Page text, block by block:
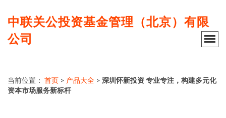
中联关公投资基金管理（北京）有限
公司
当前位置： 首页 > 产品大全 > 深圳怀新投资 专业专注，构建多元化
资本市场服务新标杆